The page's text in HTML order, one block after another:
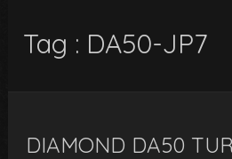
Tag : DA50-JP7
DIAMOND DA50